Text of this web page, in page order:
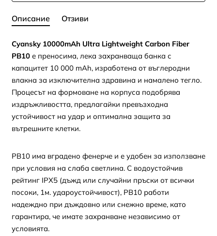
Описание Отзиви
Cyansky 10000mAh Ultra Lightweight Carbon Fiber
PB10 е преносима, лека захранваща банка с
капацитет 10 000 mAh, изработена от въглеродни
влакна за изключителна здравина и намалено тегло.
Процесът на формоване на корпуса подобрява
издръжливостта, предлагайки превъзходна
устойчивост на удар и оптимална защита за
вътрешните клетки.
PB10 има вградено фенерче и е удобен за използване
при условия на слаба светлина. С водоустойчив
рейтинг IPX5 (дъжд или случайни пръски от всички
посоки, 1м. удароустойчивост), PB10 работи
надеждно при дъждовно или снежно време, като
гарантира, че имате захранване независимо от
условията.